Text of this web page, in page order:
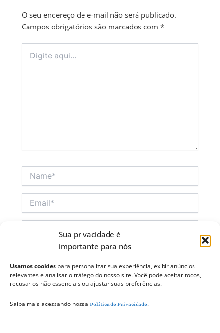
Sua privacidade é
importante para nós
Usamos cookies para personalizar sua experiência, exibir anúncios
relevantes e analisar o tráfego do nosso site. Você pode aceitar todos,
recusar os não essenciais ou ajustar suas preferências.
Saiba mais acessando nossa Política de Privacidade.
O seu endereço de e-mail não será publicado.
Campos obrigatórios são marcados com*
aqui...
Website
próxima vez que eu comentar.